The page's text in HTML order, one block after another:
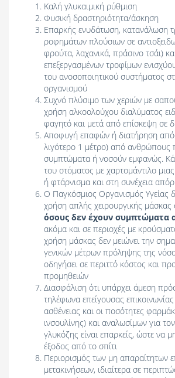
Καλή γλυκαιμική ρύθμιση
Φυσική δραστηριότητα/άσκηση
Επαρκής ενυδάτωση, κατανάλωση
ροφημάτων πλούσιων σε
φρούτα, λαχανικά, πράσινο τσάι)
επεξεργασμένων τροφίμων
του ανοσοποιητικού συστήματος
οργανισμού
Συχνό πλύσιμο των χεριών με
χρήση αλκοολούχου διαλύματος
φαγητό και μετά από επίσκεψη σε
Αποφυγή επαφών ή διατήρηση
λιγότερο 1 μέτρο) από ανθρώπους
συμπτώματα ή νοσούν εμφανώς.
του στόματος με χαρτομάντιλο
ή φτάρνισμα και στη συνέχεια
Ο Παγκόσμιος Οργανισμός Υγείας
χρήση απλής χειρουργικής μάσκας
όσους δεν έχουν συμπτώματα
ακόμα και σε περιοχές με
χρήση μάσκας δεν μειώνει την
γενικών μέτρων πρόληψης της
οδηγήσει σε περιττό κόστος και
προμηθειών
Διασφάλιση ότι υπάρχει άμεση
τηλέφωνα επείγουσας
ασθένειας και οι ποσότητες
ινσουλίνης) και αναλωσίμων για
γλυκόζης είναι επαρκείς, ώστε να
έξοδος από το σπίτι
Περιορισμός των μη απαραίτητων
μετακινήσεων, ιδιαίτερα σε